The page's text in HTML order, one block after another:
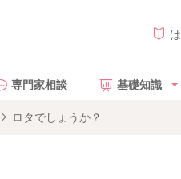
専門家相談 基礎知識
ロタでしょうか？